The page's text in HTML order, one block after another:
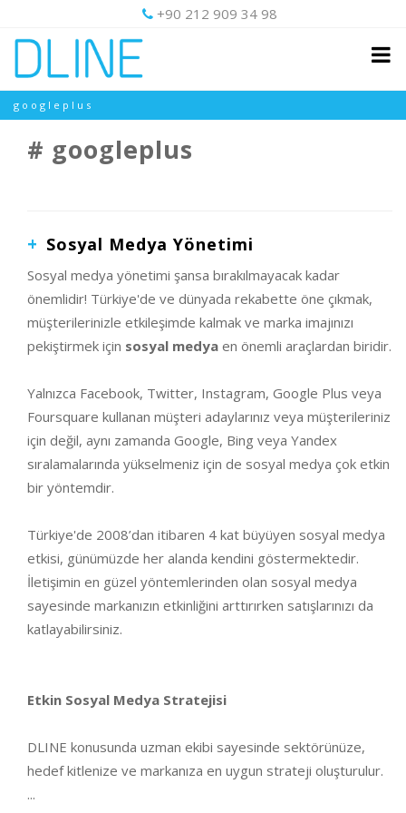
+90 212 909 34 98
googleplus
googleplus
Sosyal Medya Yönetimi
Sosyal medya yönetimi şansa bırakılmayacak kadar
önemlidir! Türkiye'de ve dünyada rekabette öne çıkmak,
müşterilerinizle etkileşimde kalmak ve marka imajınızı
pekiştirmek için sosyal medya en önemli araçlardan biridir.
Yalnızca Facebook, Twitter, Instagram, Google Plus veya
Foursquare kullanan müşteri adaylarınız veya müşterileriniz
için değil, aynı zamanda Google, Bing veya Yandex
sıralamalarında yükselmeniz için de sosyal medya çok etkin
bir yöntemdir.
Türkiye'de 2008’dan itibaren 4 kat büyüyen sosyal medya
etkisi, günümüzde her alanda kendini göstermektedir.
İletişimin en güzel yöntemlerinden olan sosyal medya
sayesinde markanızın etkinliğini arttırırken satışlarınızı da
katlayabilirsiniz.
Etkin Sosyal Medya Stratejisi
DLINE konusunda uzman ekibi sayesinde sektörünüze,
hedef kitlenize ve markanıza en uygun strateji oluşturulur.
...